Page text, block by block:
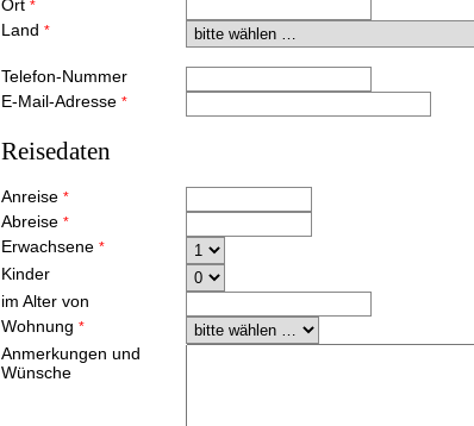
Ort *
Land *
Telefon-Nummer
E-Mail-Adresse *
Reisedaten
Anreise *
Abreise *
Erwachsene *
Kinder
im Alter von
Wohnung *
Anmerkungen und
Wünsche